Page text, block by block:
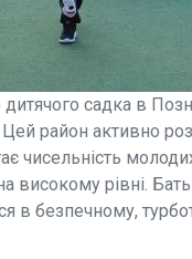
дитячого садка в
район активно
чисельність
високому рівні.
в безпечному,